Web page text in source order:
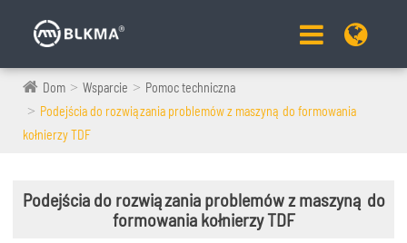
Dom Wsparcie
Pomoc techniczna
Podejścia do rozwiązania problemów z maszyną do formowania
kołnierzy TDF
Podejścia do rozwiązania problemów z maszyną do
formowania kołnierzy TDF